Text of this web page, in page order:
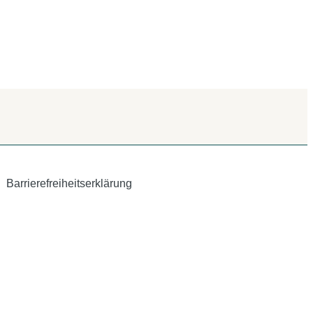
Barrierefreiheitserklärung